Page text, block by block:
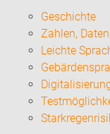
Geschichte
Zahlen,
Leichte